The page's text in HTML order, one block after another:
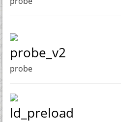
probe_v2
probe
ld_preload